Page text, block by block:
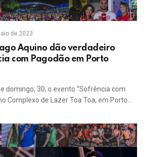
de 2023
Aquino dão verdadeiro
com Pagodão em Porto
domingo, 30, o evento “Sofrência com
Complexo de Lazer Toa Toa, em Porto…